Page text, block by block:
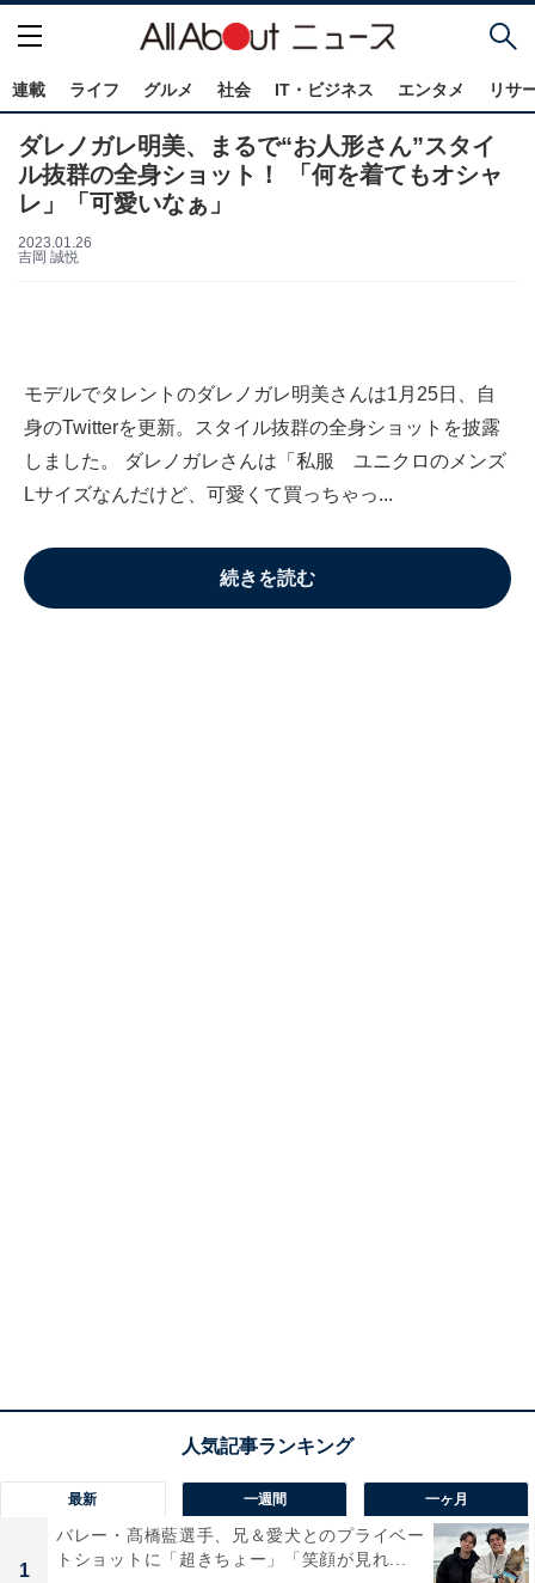
連載 ライフ グルメ 社会 IT・ビジネス エンタメ リサ
ダレノガレ明美、まるで“お人形さん”スタイ
ル抜群の全身ショット！ 「何を着てもオシャ
レ」「可愛いなぁ」
2023.01.26
吉岡 誠悦
モデルでタレントのダレノガレ明美さんは1月25日、自
身のTwitterを更新。スタイル抜群の全身ショットを披露
しました。 ダレノガレさんは「私服 ユニクロのメンズ
Lサイズなんだけど、可愛くて買っちゃっ...
続きを読む
最新 一週間 一ヶ月
1
バレー・髙橋藍選手、兄＆愛犬とのプライベー
トショットに「超きちょー」「笑顔が見れ...